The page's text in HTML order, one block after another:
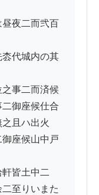
夜二而弐百
代城内の其
事二而済候
御座候仕合
且ハ出火
座候山中戸
皆土中二
至りいまた